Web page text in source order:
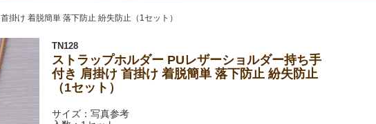
掛け 着脱簡単 落下防止 紛失防止（1セット）
TN128
ストラップホルダー PUレザーショルダー持ち手
付き 肩掛け 首掛け 着脱簡単 落下防止 紛失防止
（1セット）
サイズ：写真参考